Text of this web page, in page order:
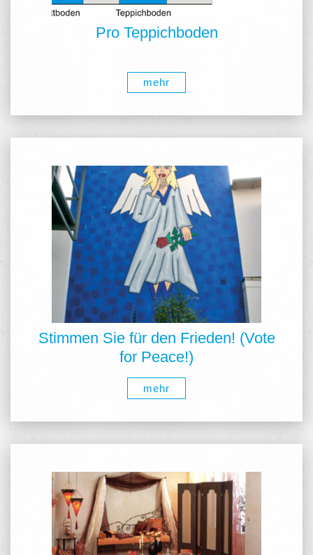
Pro Teppichboden
mehr
Stimmen Sie für den Frieden! (Vote
for Peace!)
mehr